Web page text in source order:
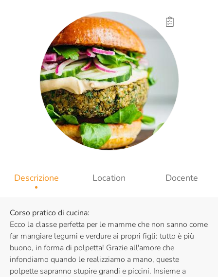
Descrizione Location Docente
Corso pratico di cucina:
Ecco la classe perfetta per le mamme che non sanno come
far mangiare legumi e verdure ai propri figli: tutto è più
buono, in forma di polpetta! Grazie all'amore che
infondiamo quando le realizziamo a mano, queste
polpette sapranno stupire grandi e piccini. Insieme a